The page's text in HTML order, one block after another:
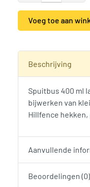
Voeg toe aan
Beschrijving
Spuitbus 400 ml
bijwerken van
Hillfence hekken,
Aanvullende
Beoordelingen (0)